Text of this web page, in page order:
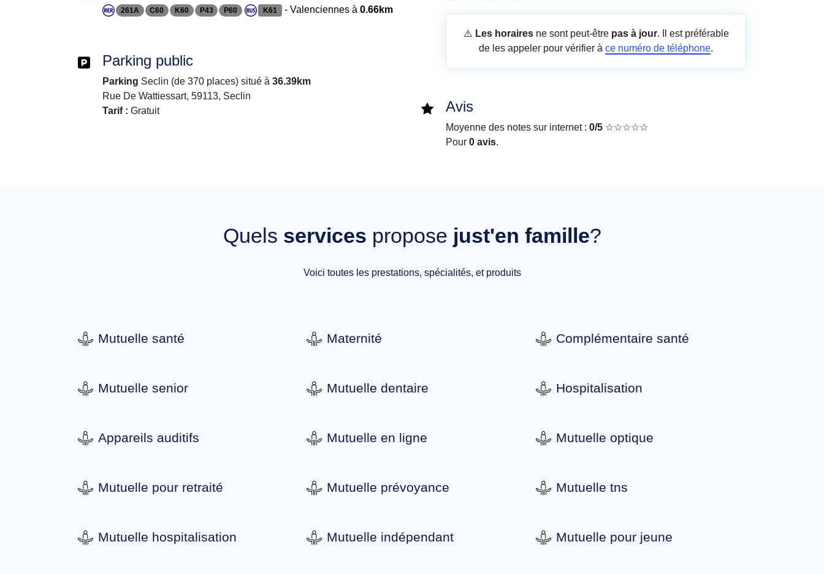
261A C60 K60 P43 P60 K61 - Valenciennes à 0.66km
Parking public
Parking Seclin (de 370 places) situé à 36.39km
Rue De Wattiessart, 59113, Seclin
Tarif : Gratuit
⚠️ Les horairesne sont peut-être pas à jour. Il est préférable
de les appeler pour vérifier à ce numéro de téléphone.
Avis
Moyenne des notes sur internet : 0/5 ☆☆☆☆☆
Pour 0 avis.
Quels services propose just'en famille?
Voici toutes les prestations, spécialités, et produits
Mutuelle santé Maternité Complémentaire santé
Mutuelle senior Mutuelle dentaire Hospitalisation
Appareils auditifs Mutuelle en ligne Mutuelle optique
Mutuelle pour retraité Mutuelle prévoyance Mutuelle tns
Mutuelle hospitalisation Mutuelle indépendant Mutuelle pour jeune